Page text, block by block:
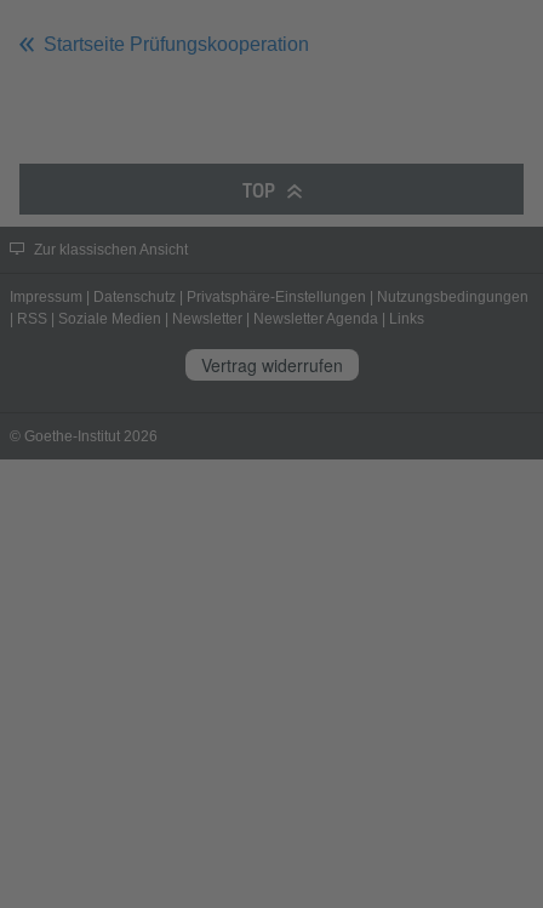
Startseite Prüfungskooperation
TOP
Zur klassischen Ansicht
Impressum | Datenschutz | Privatsphäre-Einstellungen | Nutzungsbedingungen
| RSS | Soziale Medien | Newsletter | Newsletter Agenda | Links
Vertrag widerrufen
© Goethe-Institut 2026